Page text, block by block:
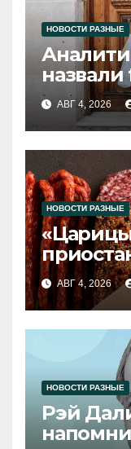
НОВОСТИ РАЗНЫЕ
2026
АВГ 4, 2026
НОВОСТИ РАЗНЫЕ
АВГ 4, 2026
НОВОСТИ РАЗНЫЕ
Рэй